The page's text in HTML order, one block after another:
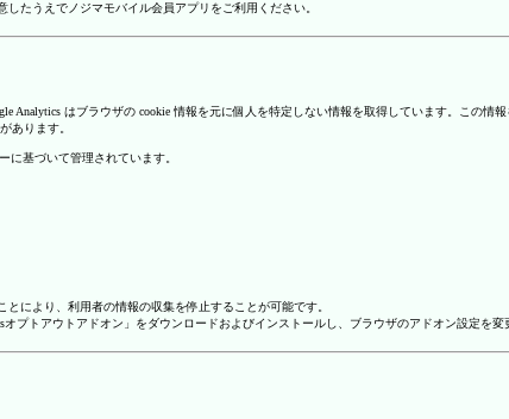
たうえでノジマモバイル会員アプリをご利用ください。
Analytics はブラウザの cookie 情報を元に個人を特定しない情報を取得しています。この
あります。
に基づいて管理されています。
により、利用者の情報の収集を停止することが可能です。
プトアウトアドオン」をダウンロードおよびインストールし、ブラウザのアドオン設定を変